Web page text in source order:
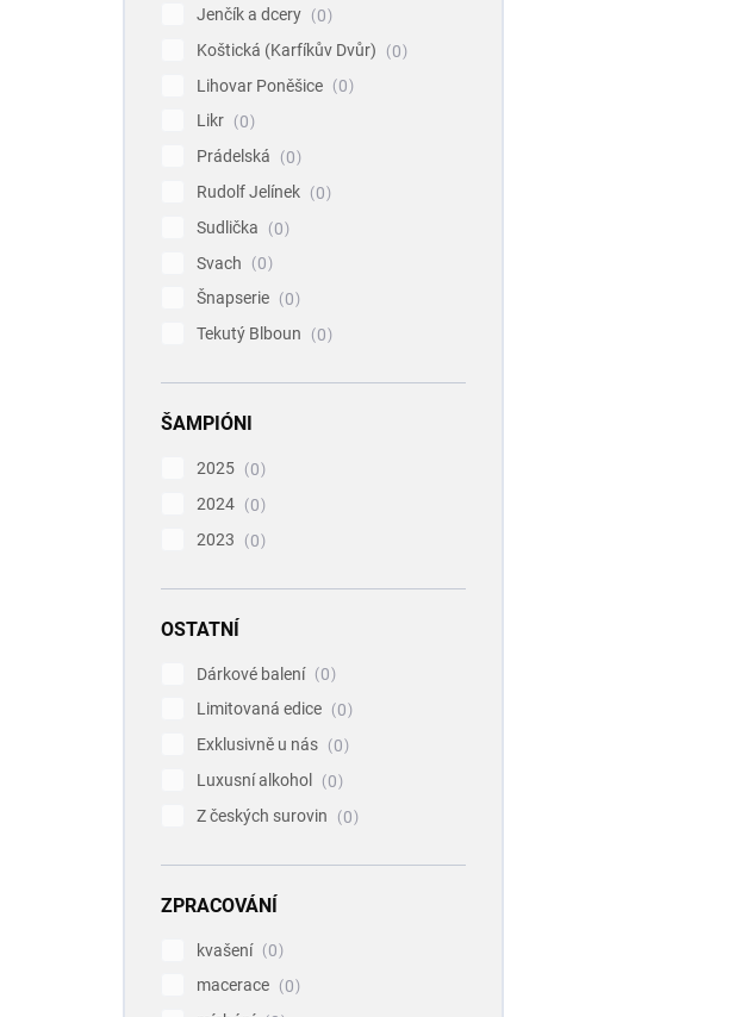
Jenčík a dcery
0
Koštická (Karfíkův Dvůr)
0
Lihovar Poněšice
0
Likr
0
Prádelská
0
Rudolf Jelínek
0
Sudlička
0
Svach
0
Šnapserie
0
Tekutý Blboun
0
ŠAMPIÓNI
2025
0
2024
0
2023
0
OSTATNÍ
Dárkové balení
0
Limitovaná edice
0
Exklusivně u nás
0
Luxusní alkohol
0
Z českých surovin
0
ZPRACOVÁNÍ
kvašení
0
macerace
0